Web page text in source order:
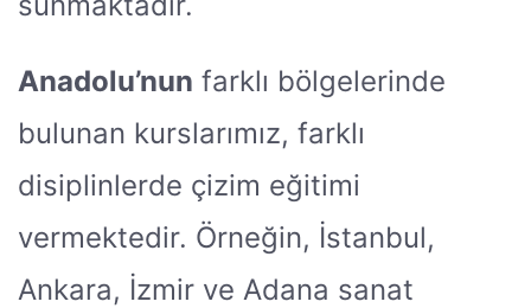
Anadolu’nun farklı bölgelerinde
bulunan kurslarımız, farklı
disiplinlerde çizim eğitimi
vermektedir. Örneğin, İstanbul,
Ankara, İzmir ve Adana sanat